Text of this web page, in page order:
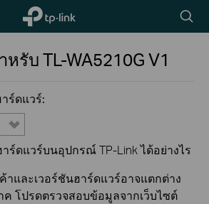
TP-Link,
Reliably
icon
หรับTL-WA5210GV1
ร์ดแวร์:
ร์ดแวร์บนอุปกรณ์ TP-Link ได้อย่างไร
าและเวอร์ชันฮาร์ดแวร์อาจแตกต่าง
โปรดตรวจสอบข้อมูลจากเว็บไซต์